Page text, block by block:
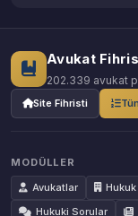
Avukat
202.339 avukat
Site Fihristi
MODÜLLER
Avukatlar
Hukuk
Hukuki Sorular